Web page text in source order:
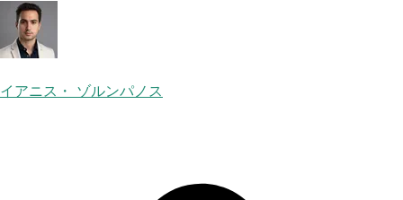
イアニス・ ゾルンパノス